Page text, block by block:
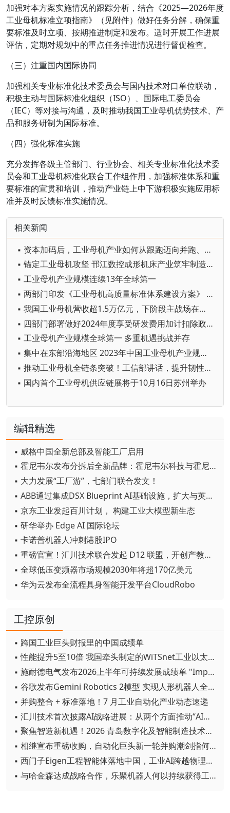
加强对本方案实施情况的跟踪分析，结合《2025—2026年度
工业母机标准立项指南》（见附件）做好任务分解，确保重
要标准及时立项、按期推进制定和发布。适时开展工作进展
评估，定期对规划中的重点任务推进情况进行督促检查。
（三）注重国内国际协同
加强相关专业标准化技术委员会与国内技术对口单位联动，
积极主动与国际标准化组织（ISO）、国际电工委员会
（IEC）等对接与沟通，及时推动我国工业母机优势技术、产
品和服务研制为国际标准。
（四）强化标准实施
充分发挥各级主管部门、行业协会、相关专业标准化技术委
员会和工业母机标准化联合工作组作用，加强标准体系和重
要标准的宣贯和培训，推动产业链上中下游积极实施应用标
准并及时反馈标准实施情况。
相关新闻
▪ 资本加码后，工业母机产业如何从跟跑迈向并跑、领跑？
▪ 锚定工业母机攻坚 邗江数控成形机床产业筑牢制造升级根基
▪ 工业母机产业规模连续13年全球第一
▪ 两部门印发《工业母机高质量标准体系建设方案》 持续增强工业母机产业链供应链韧性和安全水平
▪ 我国工业母机营收超1.5万亿元，下阶段主战场在哪里？
▪ 四部门部署做好2024年度享受研发费用加计扣除政策的工业母机企业清单制定工作
▪ 工业母机产业规模全球第一 多重机遇挑战并存
▪ 集中在东部沿海地区 2023年中国工业母机产业规模超3600亿元
▪ 推动工业母机全链条突破！工信部讲话，提升韧性和安全水平
▪ 国内首个工业母机供应链展将于10月16日苏州举办
编辑精选
▪ 威格中国全新总部及智能工厂启用
▪ 霍尼韦尔发布分拆后全新品牌：霍尼韦尔科技与霍尼韦尔航空航天
▪ 大力发展“工厂游”，七部门联合发文！
▪ ABB通过集成DSX Blueprint AI基础设施，扩大与英伟达的合作
▪ 京东工业发起百川计划， 构建工业大模型新生态
▪ 研华举办 Edge AI 国际论坛
▪ 卡诺普机器人冲刺港股IPO
▪ 重磅官宣！汇川技术联合发起 D12 联盟，开创产教融合新范式
▪ 全球低压变频器市场规模2030年将超170亿美元
▪ 华为云发布全流程具身智能开发平台CloudRobo
工控原创
▪ 跨国工业巨头财报里的中国成绩单
▪ 性能提升5至10倍 我国牵头制定的WiTSnet工业以太网国际标准正式发布
▪ 施耐德电气发布2026上半年可持续发展成绩单 "Impact 2030"路线图开局稳健
▪ 谷歌发布Gemini Robotics 2模型 实现人形机器人全身智能控制突破
▪ 并购整合 + 标准落地！7 月工业自动化产业动态速递
▪ 汇川技术首次披露AI战略进展：从两个方面推动“AI业务化”落地
▪ 聚焦智造新机遇！2026 青岛数字化及智能制造技术论坛圆满落幕
▪ 相继宣布重磅收购，自动化巨头新一轮并购潮剑指何方？
▪ 西门子Eigen工程智能体落地中国，工业AI跨越物理世界“确定性”拐点
▪ 与哈金森达成战略合作，乐聚机器人何以持续获得工业巨头青睐？